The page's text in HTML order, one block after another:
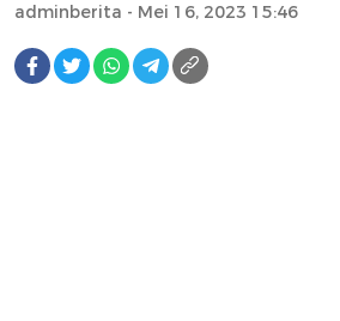
adminberita - Mei 16, 2023 15:46